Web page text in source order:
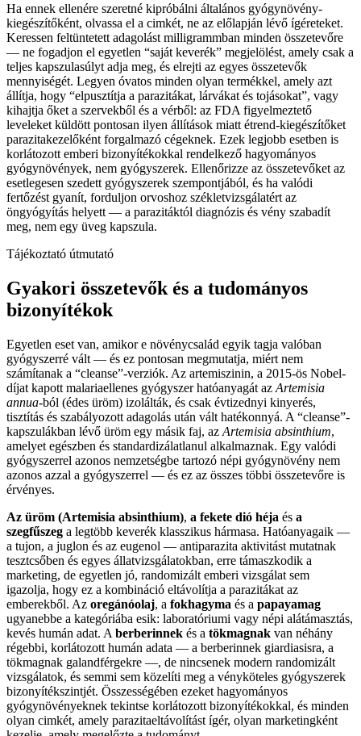
Ha ennek ellenére szeretné kipróbálni általános gyógynövény-
kiegészítőként, olvassa el a cimkét, ne az előlapján lévő ígéreteket.
Keressen feltüntetett adagolást milligrammban minden összetevőre
— ne fogadjon el egyetlen “saját keverék” megjelölést, amely csak a
teljes kapszulasúlyt adja meg, és elrejti az egyes összetevők
mennyiségét. Legyen óvatos minden olyan termékkel, amely azt
állítja, hogy “elpusztítja a parazitákat, lárvákat és tojásokat”, vagy
kihajtja őket a szervekből és a vérből: az FDA figyelmeztető
leveleket küldött pontosan ilyen állítások miatt étrend-kiegészítőket
parazitakezelőként forgalmazó cégeknek. Ezek legjobb esetben is
korlátozott emberi bizonyítékokkal rendelkező hagyományos
gyógynövények, nem gyógyszerek. Ellenőrizze az összetevőket az
esetlegesen szedett gyógyszerek szempontjából, és ha valódi
fertőzést gyanít, forduljon orvoshoz székletvizsgálatért az
öngyógyítás helyett — a parazitáktól diagnózis és vény szabadít
meg, nem egy üveg kapszula.
Tájékoztató útmutató
Gyakori összetevők és a tudományos
bizonyítékok
Egyetlen eset van, amikor e növénycsalád egyik tagja valóban
gyógyszerré vált — és ez pontosan megmutatja, miért nem
számítanak a “cleanse”-verziók. Az artemiszinin, a 2015-ös Nobel-
díjat kapott malariaellenes gyógyszer hatóanyagát az Artemisia
annua-ból (édes üröm) izolálták, és csak évtizednyi kinyerés,
tisztítás és szabályozott adagolás után vált hatékonnyá. A “cleanse”-
kapszulákban lévő üröm egy másik faj, az Artemisia absinthium,
amelyet egészben és standardizálatlanul alkalmaznak. Egy valódi
gyógyszerrel azonos nemzetségbe tartozó népi gyógynövény nem
azonos azzal a gyógyszerrel — és ez az összes többi összetevőre is
érvényes.
Az üröm (Artemisia absinthium), a fekete dió héja és a
szegfűszeg a legtöbb keverék klasszikus hármasa. Hatóanyagaik —
a tujon, a juglon és az eugenol — antiparazita aktivitást mutatnak
tesztcsőben és egyes állatvizsgálatokban, erre támaszkodik a
marketing, de egyetlen jó, randomizált emberi vizsgálat sem
igazolja, hogy ez a kombináció eltávolítja a parazitákat az
emberekből. Az oregánóolaj, a fokhagyma és a papayamag
ugyanebbe a kategóriába esik: laboratóriumi vagy népi alátámasztás,
kevés humán adat. A berberinnek és a tökmagnak van néhány
régebbi, korlátozott humán adata — a berberinnek giardiasisra, a
tökmagnak galandférgekre —, de nincsenek modern randomizált
vizsgálatok, és semmi sem közelíti meg a vényköteles gyógyszerek
bizonyítékszintjét. Összességében ezeket hagyományos
gyógynövényeknek tekintse korlátozott bizonyítékokkal, és minden
olyan cimkét, amely parazitaeltávolítást ígér, olyan marketingként